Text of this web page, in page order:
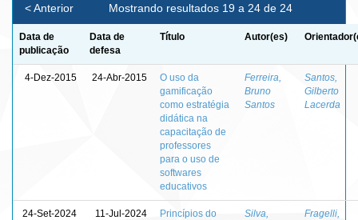
Mostrando resultados 19 a 24 de 24
< Anterior
Data de
publicação
Data de
defesa
Título Autor(es)
4-Dez-2015 24-Abr-2015
O uso da
gamificação
como estratégia
didática na
capacitação de
professores
para o uso de
softwares
educativos
Ferreira,
Bruno
Santos
Santos,
Gilberto
Lacerda
24-Set-2024 11-Jul-2024
Princípios do
Silva,
Fragelli,